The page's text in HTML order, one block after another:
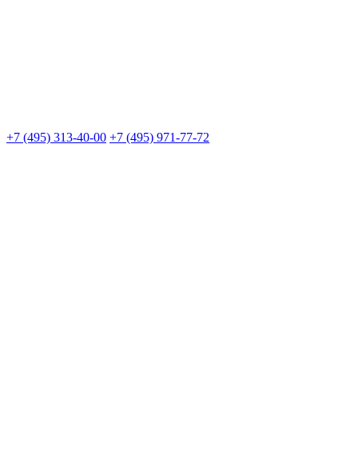
+7 (495) 313-40-00 +7 (495) 971-77-72